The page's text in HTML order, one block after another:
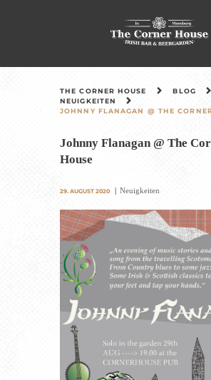
THE CORNER HOUSE
BLOG
NEUIGKEITEN
JOHNNY FLANAGAN @ THE
Johnny Flanagan @ The
House
29. AUGUST 2020 Neuigkeiten